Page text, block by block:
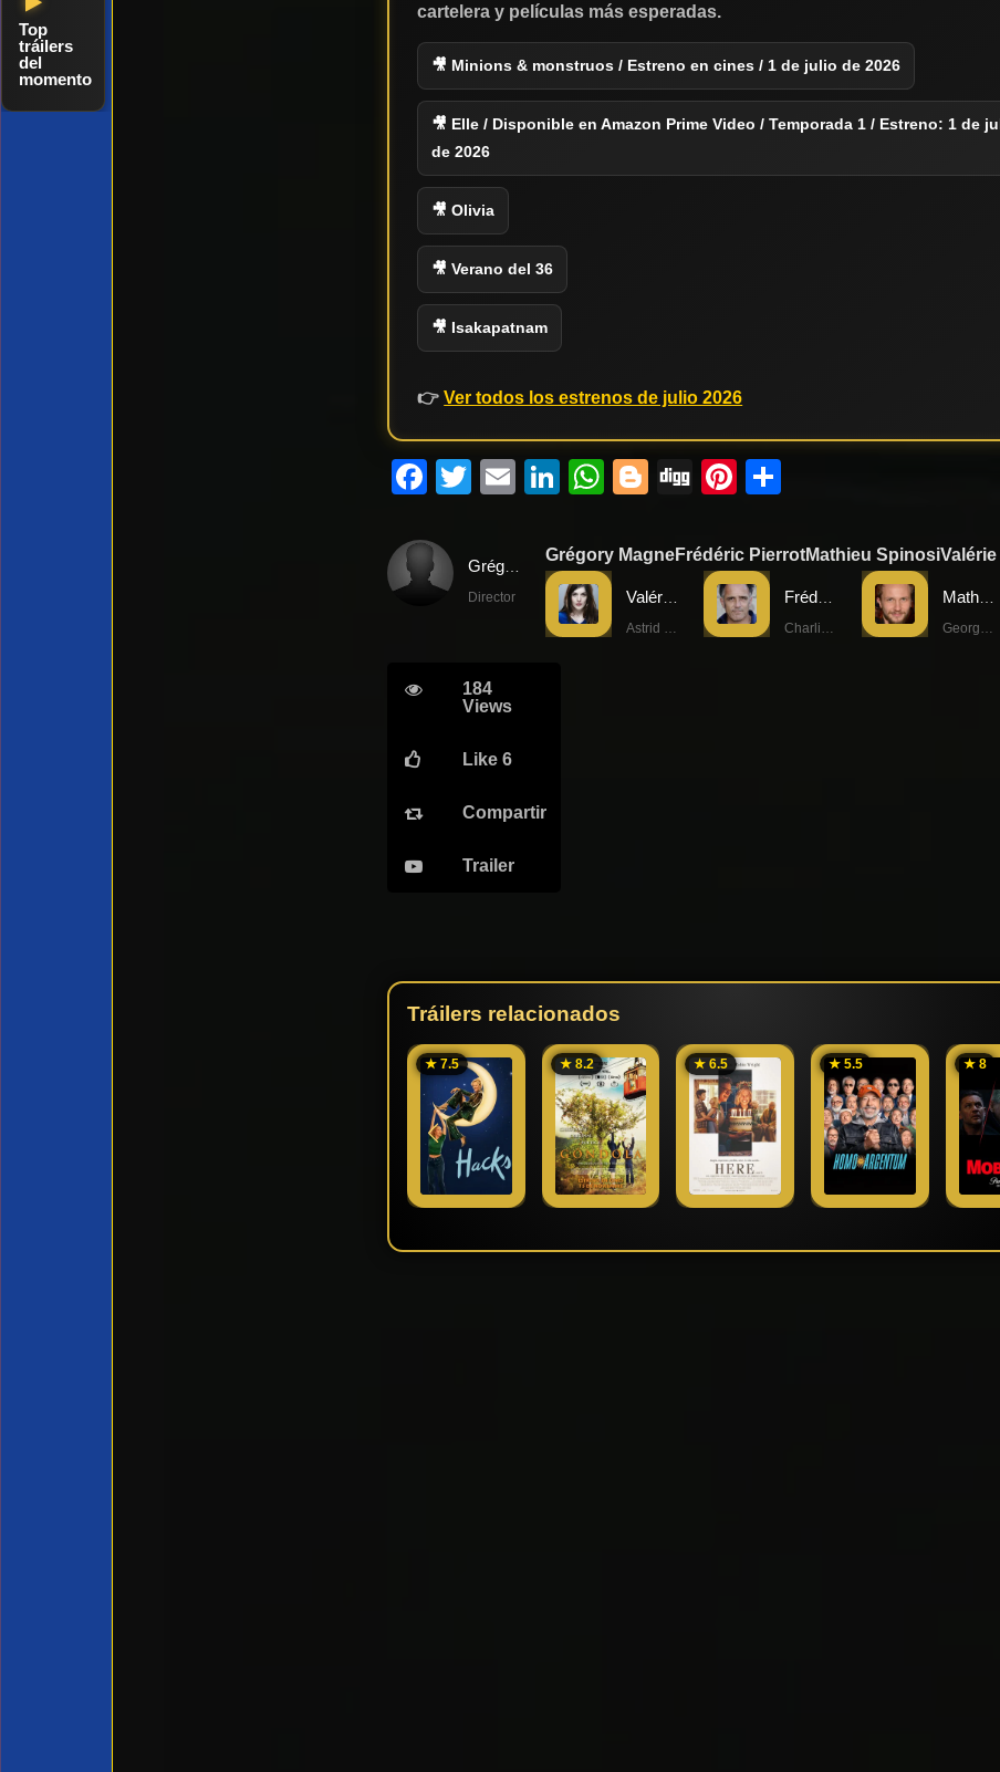
Top
tráilers
del
momento
cartelera y películas más esperadas.
🎥 Minions & monstruos / Estreno en cines / 1 de julio de 2026
🎥 Elle / Disponible en Amazon Prime Video / Temporada 1 / Estreno: 1 de
de 2026
🎥 Olivia
🎥 Verano del 36
🎥 Isakapatnam
👉Ver todos los estrenos de julio 2026
Facebook
Twitter
EmailLinkedIn
WhatsApp
Blogger
DiggPinterest
Director
Grégory MagneFrédéric PierrotMathieu Spinosi
Mathieu Spinosi
184
Views
Like 6
Compartir
Trailer
Tráilers relacionados
★ 7.5 ★ 8.2 ★ 6.5 ★ 5.5 ★ 8